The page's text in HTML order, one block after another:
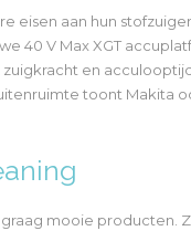
eisen aan hun
40 V Max XGT
en
toont Makita
graag mooie producten.